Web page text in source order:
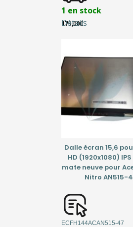
Détails
1 en stock
179,00€
Dalle écran 15,6
HD (1920x1080)
mate neuve pour
Nitro AN515-
ECFH144ACAN515-47